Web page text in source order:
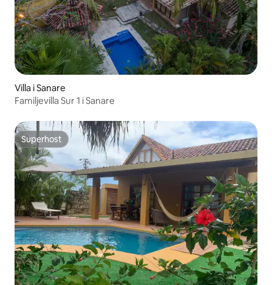
Villa i Sanare
Familjevilla Sur 1 i Sanare
Superhost
Superhost